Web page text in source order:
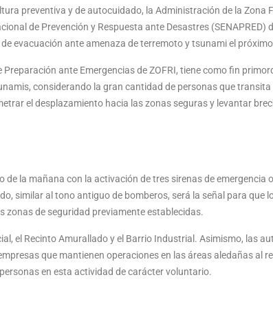
preventiva y de autocuidado, la Administración de la Zona
de Prevención y Respuesta ante Desastres (SENAPRED)
evacuación ante amenaza de terremoto y tsunami el
ante Emergencias de ZOFRI, tiene como fin
considerando la gran cantidad de personas que
el desplazamiento hacia las zonas seguras y levantar
la mañana con la activación de tres sirenas de emergencia
similar al tono antiguo de bomberos, será la señal para que
zonas de seguridad previamente establecidas.
el Recinto Amurallado y el Barrio Industrial. Asimismo, las
que mantienen operaciones en las áreas aledañas al
en esta actividad de carácter voluntario.